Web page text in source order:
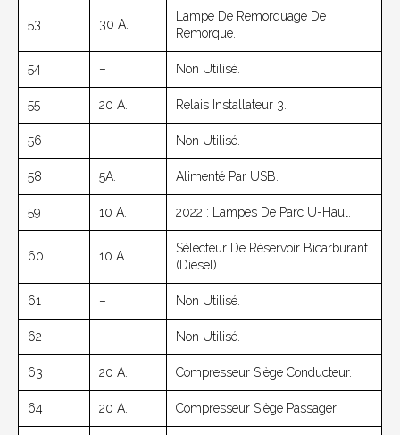
53 30 A.
Lampe De Remorquage De
Remorque.
54 – Non Utilisé.
55 20 A. Relais Installateur 3.
56 – Non Utilisé.
58 5A. Alimenté Par USB.
59 10 A. 2022 : Lampes De Parc U-Haul.
60 10 A.
Sélecteur De Réservoir Bicarburant
(diesel).
61 – Non Utilisé.
62 – Non Utilisé.
63 20 A. Compresseur Siège Conducteur.
64 20 A. Compresseur Siège Passager.